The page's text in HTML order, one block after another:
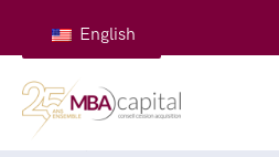
English